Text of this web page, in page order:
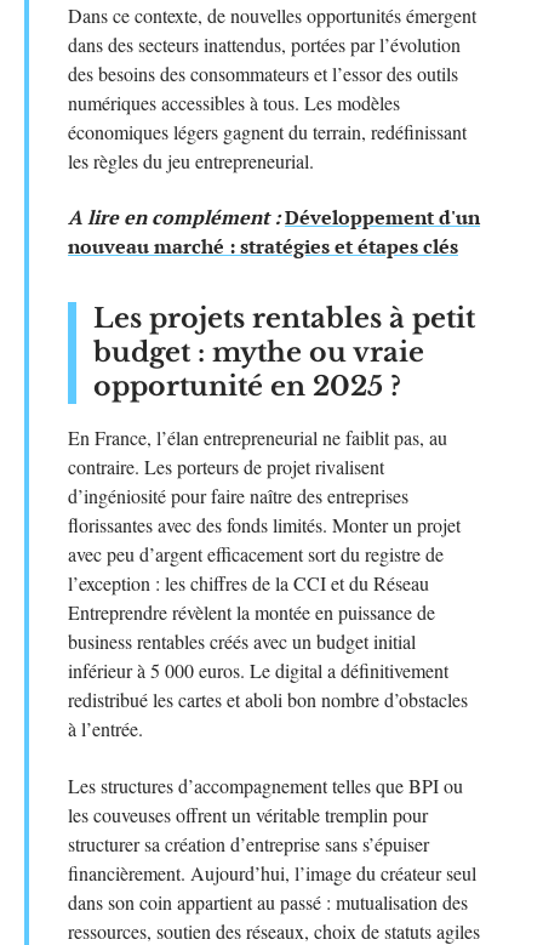
Dans ce contexte, de nouvelles opportunités émergent
dans des secteurs inattendus, portées par l’évolution
des besoins des consommateurs et l’essor des outils
numériques accessibles à tous. Les modèles
économiques légers gagnent du terrain, redéfinissant
les règles du jeu entrepreneurial.
A lire en complément :Développement d'un
nouveau marché : stratégies et étapes clés
Les projets rentables à petit
budget : mythe ou vraie
opportunité en 2025 ?
En France, l’élan entrepreneurial ne faiblit pas, au
contraire. Les porteurs de projet rivalisent
d’ingéniosité pour faire naître des entreprises
florissantes avec des fonds limités. Monter un projet
avec peu d’argent efficacement sort du registre de
l’exception : les chiffres de la CCI et du Réseau
Entreprendre révèlent la montée en puissance de
business rentables créés avec un budget initial
inférieur à 5 000 euros. Le digital a définitivement
redistribué les cartes et aboli bon nombre d’obstacles
à l’entrée.
Les structures d’accompagnement telles que BPI ou
les couveuses offrent un véritable tremplin pour
structurer sa création d’entreprise sans s’épuiser
financièrement. Aujourd’hui, l’image du créateur seul
dans son coin appartient au passé : mutualisation des
ressources, soutien des réseaux, choix de statuts agiles